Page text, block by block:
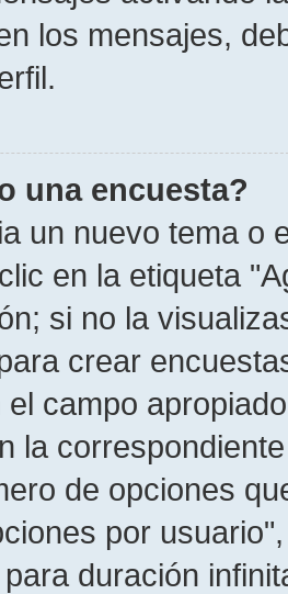
los mensajes,
una encuesta?
un nuevo tema o
en la etiqueta
si no la
crear
el campo
la
de opciones
por
duración